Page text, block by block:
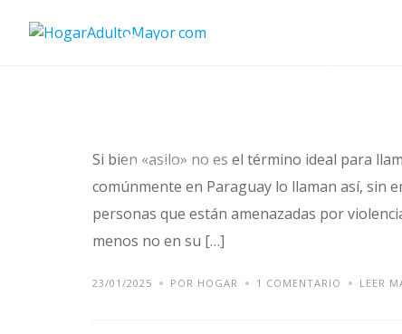
ADULTO MAYOR
Costos de los
Si bien «asilo» no es el término ideal para
comúnmente en Paraguay lo llaman así, sin
personas que están amenazadas por
menos no en su […]
23/01/2025 POR HOGAR 1 COMENTARIO LEER